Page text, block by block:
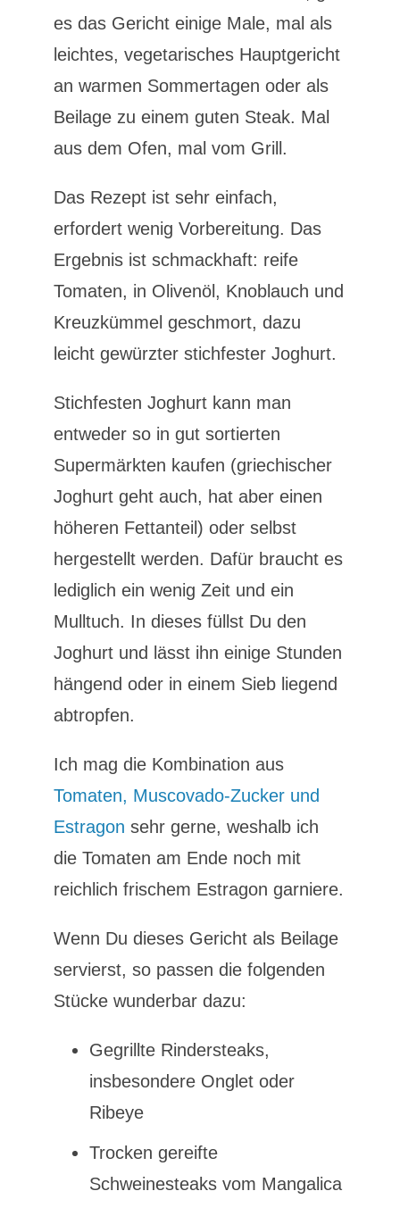
es das Gericht einige Male, mal als
leichtes, vegetarisches Hauptgericht
an warmen Sommertagen oder als
Beilage zu einem guten Steak. Mal
aus dem Ofen, mal vom Grill.
Das Rezept ist sehr einfach,
erfordert wenig Vorbereitung. Das
Ergebnis ist schmackhaft: reife
Tomaten, in Olivenöl, Knoblauch und
Kreuzkümmel geschmort, dazu
leicht gewürzter stichfester Joghurt.
Stichfesten Joghurt kann man
entweder so in gut sortierten
Supermärkten kaufen (griechischer
Joghurt geht auch, hat aber einen
höheren Fettanteil) oder selbst
hergestellt werden. Dafür braucht es
lediglich ein wenig Zeit und ein
Mulltuch. In dieses füllst Du den
Joghurt und lässt ihn einige Stunden
hängend oder in einem Sieb liegend
abtropfen.
Ich mag die Kombination aus
Tomaten, Muscovado-Zucker und
Estragon sehr gerne, weshalb ich
die Tomaten am Ende noch mit
reichlich frischem Estragon garniere.
Wenn Du dieses Gericht als Beilage
servierst, so passen die folgenden
Stücke wunderbar dazu:
Gegrillte Rindersteaks,
insbesondere Onglet oder
Ribeye
Trocken gereifte
Schweinesteaks vom Mangalica